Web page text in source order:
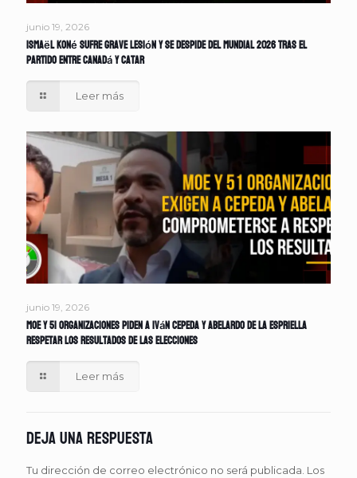
junio 19, 2026
Ismaël Koné sufre grave lesión y se despide del Mundial 2026 tras el
partido entre Canadá y Catar
Leer más
junio 19, 2026
MOE y 51 organizaciones piden a Iván Cepeda y Abelardo de la Espriella
respetar los resultados de las elecciones
Leer más
Deja una respuesta
Tu dirección de correo electrónico no será publicada. Los